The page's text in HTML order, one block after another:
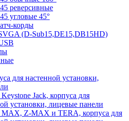
реверсивные
угловые 45°
корды
(D-Sub15,DE15,DB15HD)
для настенной установки,
Jack, корпуса для
установки, лицевые панели
Z-MAX и TERA, корпуса для